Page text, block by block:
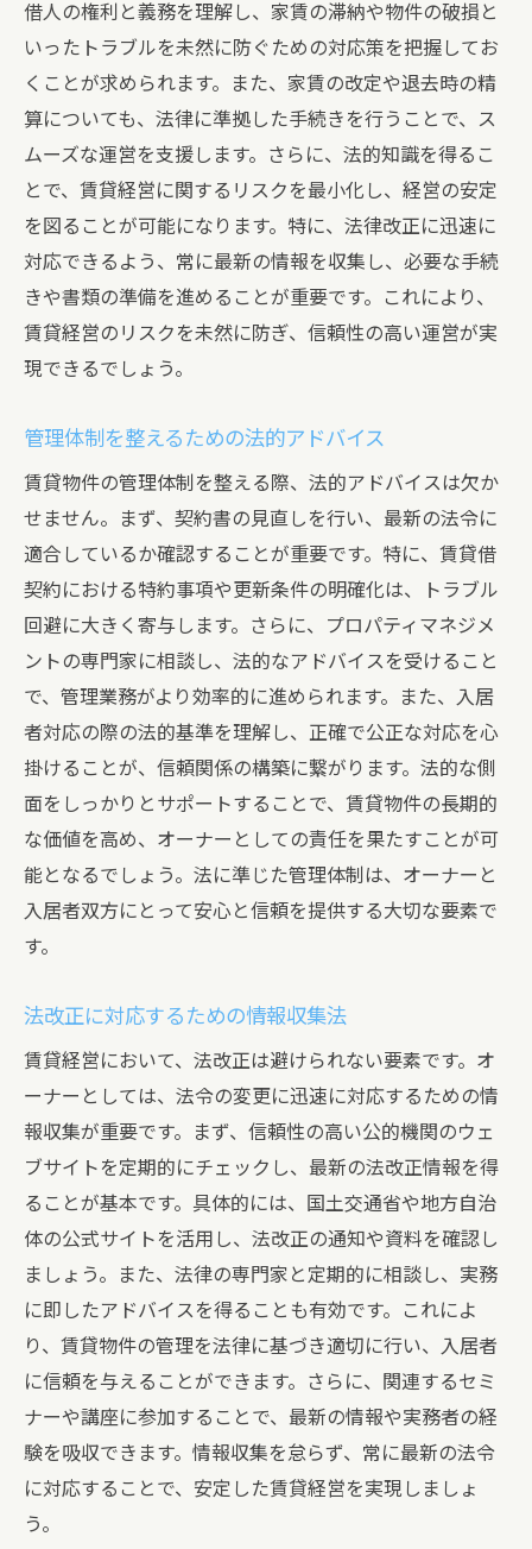
借人の権利と義務を理解し、家賃の滞納や物件の破損と
いったトラブルを未然に防ぐための対応策を把握してお
くことが求められます。また、家賃の改定や退去時の精
算についても、法律に準拠した手続きを行うことで、ス
ムーズな運営を支援します。さらに、法的知識を得るこ
とで、賃貸経営に関するリスクを最小化し、経営の安定
を図ることが可能になります。特に、法律改正に迅速に
対応できるよう、常に最新の情報を収集し、必要な手続
きや書類の準備を進めることが重要です。これにより、
賃貸経営のリスクを未然に防ぎ、信頼性の高い運営が実
現できるでしょう。
管理体制を整えるための法的アドバイス
賃貸物件の管理体制を整える際、法的アドバイスは欠か
せません。まず、契約書の見直しを行い、最新の法令に
適合しているか確認することが重要です。特に、賃貸借
契約における特約事項や更新条件の明確化は、トラブル
回避に大きく寄与します。さらに、プロパティマネジメ
ントの専門家に相談し、法的なアドバイスを受けること
で、管理業務がより効率的に進められます。また、入居
者対応の際の法的基準を理解し、正確で公正な対応を心
掛けることが、信頼関係の構築に繋がります。法的な側
面をしっかりとサポートすることで、賃貸物件の長期的
な価値を高め、オーナーとしての責任を果たすことが可
能となるでしょう。法に準じた管理体制は、オーナーと
入居者双方にとって安心と信頼を提供する大切な要素で
す。
法改正に対応するための情報収集法
賃貸経営において、法改正は避けられない要素です。オ
ーナーとしては、法令の変更に迅速に対応するための情
報収集が重要です。まず、信頼性の高い公的機関のウェ
ブサイトを定期的にチェックし、最新の法改正情報を得
ることが基本です。具体的には、国土交通省や地方自治
体の公式サイトを活用し、法改正の通知や資料を確認し
ましょう。また、法律の専門家と定期的に相談し、実務
に即したアドバイスを得ることも有効です。これによ
り、賃貸物件の管理を法律に基づき適切に行い、入居者
に信頼を与えることができます。さらに、関連するセミ
ナーや講座に参加することで、最新の情報や実務者の経
験を吸収できます。情報収集を怠らず、常に最新の法令
に対応することで、安定した賃貸経営を実現しましょ
う。